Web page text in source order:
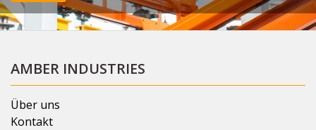
AMBER INDUSTRIES
Über uns
Kontakt